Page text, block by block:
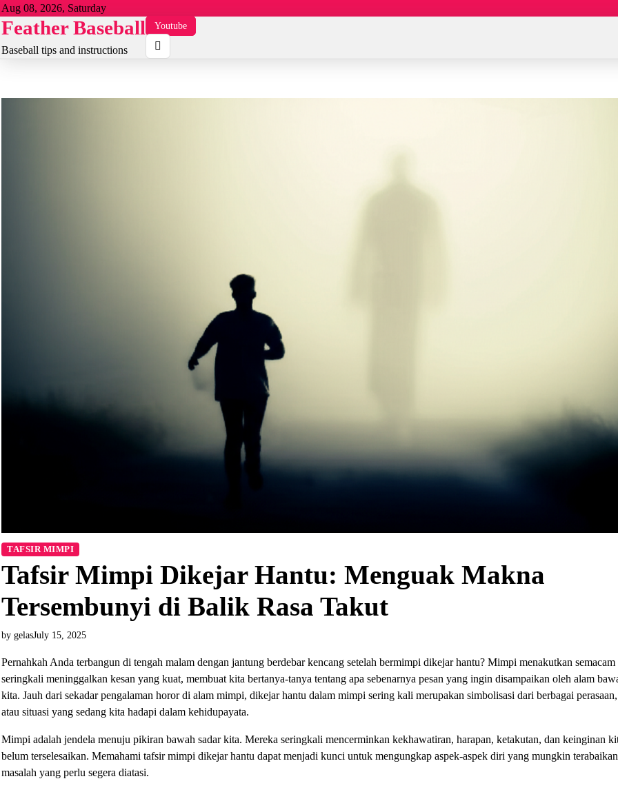
Skip
to
Aug 08, 2026, Saturday
Feather Baseball
Baseball tips and instructions
Youtube
TAFSIR MIMPI
Tafsir Mimpi Dikejar Hantu: Menguak Makna
Tersembunyi di Balik Rasa Takut
by gelasJuly 15, 2025
Pernahkah Anda terbangun di tengah malam dengan jantung berdebar kencang setelah bermimpi dikejar hantu? Mimpi menakutkan semacam
seringkali meninggalkan kesan yang kuat, membuat kita bertanya-tanya tentang apa sebenarnya pesan yang ingin disampaikan oleh alam
kita. Jauh dari sekadar pengalaman horor di alam mimpi, dikejar hantu dalam mimpi sering kali merupakan simbolisasi dari berbagai
atau situasi yang sedang kita hadapi dalam kehidupayata.
Mimpi adalah jendela menuju pikiran bawah sadar kita. Mereka seringkali mencerminkan kekhawatiran, harapan, ketakutan, dan keinginan
belum terselesaikan. Memahami tafsir mimpi dikejar hantu dapat menjadi kunci untuk mengungkap aspek-aspek diri yang mungkin
masalah yang perlu segera diatasi.